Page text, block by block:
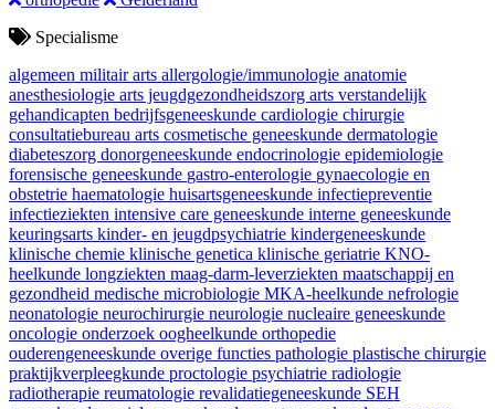
Specialisme
algemeen militair arts allergologie/immunologie anatomie
anesthesiologie arts jeugdgezondheidszorg arts verstandelijk
gehandicapten bedrijfsgeneeskunde cardiologie chirurgie
consultatiebureau arts cosmetische geneeskunde dermatologie
diabeteszorg donorgeneeskunde endocrinologie epidemiologie
forensische geneeskunde gastro-enterologie gynaecologie en
obstetrie haematologie huisartsgeneeskunde infectiepreventie
infectieziekten intensive care geneeskunde interne geneeskunde
keuringsarts kinder- en jeugdpsychiatrie kindergeneeskunde
klinische chemie klinische genetica klinische geriatrie KNO-
heelkunde longziekten maag-darm-leverziekten maatschappij en
gezondheid medische microbiologie MKA-heelkunde nefrologie
neonatologie neurochirurgie neurologie nucleaire geneeskunde
oncologie onderzoek oogheelkunde orthopedie
ouderengeneeskunde overige functies pathologie plastische chirurgie
praktijkverpleegkunde proctologie psychiatrie radiologie
radiotherapie reumatologie revalidatiegeneeskunde SEH